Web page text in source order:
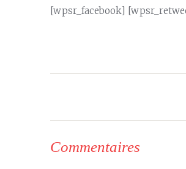
[wpsr_facebook]
Commentaires